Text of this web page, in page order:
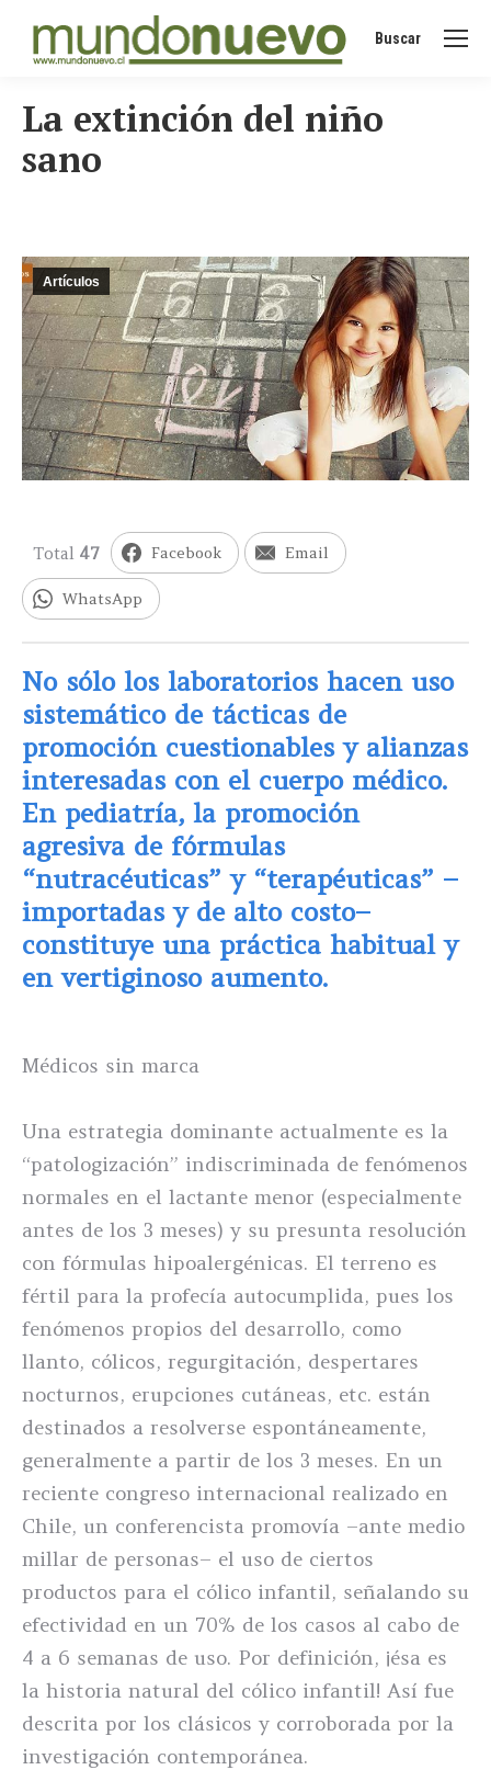
Buscar:
Buscar
La extinción del niño
sano
Artículos
Total 47 Facebook Email
WhatsApp
No sólo los laboratorios hacen uso
sistemático de tácticas de
promoción cuestionables y alianzas
interesadas con el cuerpo médico.
En pediatría, la promoción
agresiva de fórmulas
“nutracéuticas” y “terapéuticas” –
importadas y de alto costo–
constituye una práctica habitual y
en vertiginoso aumento.
Médicos sin marca
Una estrategia dominante actualmente es la
“patologización” indiscriminada de fenómenos
normales en el lactante menor (especialmente
antes de los 3 meses) y su presunta resolución
con fórmulas hipoalergénicas. El terreno es
fértil para la profecía autocumplida, pues los
fenómenos propios del desarrollo, como
llanto, cólicos, regurgitación, despertares
nocturnos, erupciones cutáneas, etc. están
destinados a resolverse espontáneamente,
generalmente a partir de los 3 meses. En un
reciente congreso internacional realizado en
Chile, un conferencista promovía –ante medio
millar de personas– el uso de ciertos
productos para el cólico infantil, señalando su
efectividad en un 70% de los casos al cabo de
4 a 6 semanas de uso. Por definición, ¡ésa es
la historia natural del cólico infantil! Así fue
descrita por los clásicos y corroborada por la
investigación contemporánea.